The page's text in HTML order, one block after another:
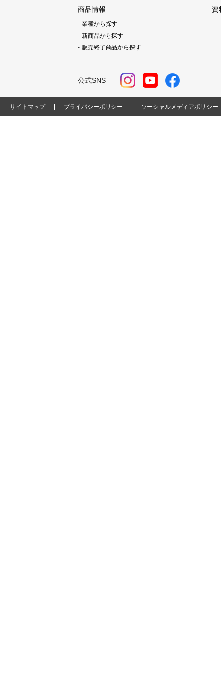
商品情報
業種から探す
新商品から探す
販売終了商品から探す
資
公式SNS
サイトマップ プライバシーポリシー ソーシャルメディアポリシー